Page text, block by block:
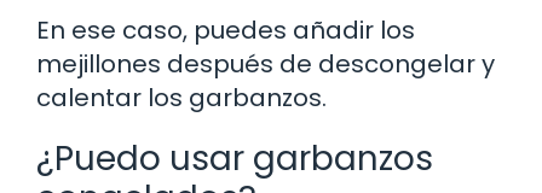
En ese caso, puedes añadir los
mejillones después de descongelar y
calentar los garbanzos.
¿Puedo usar garbanzos